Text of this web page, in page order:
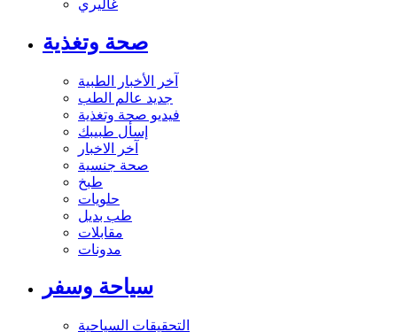
غاليري
صحة وتغذية
آخر الأخبار الطبية
جديد عالم الطب
فيديو صحة وتغذية
إسأل طبيبك
آخر الاخبار
صحة جنسية
طبخ
حلويات
طب بديل
مقابلات
مدونات
سياحة وسفر
التحقيقات السياحية